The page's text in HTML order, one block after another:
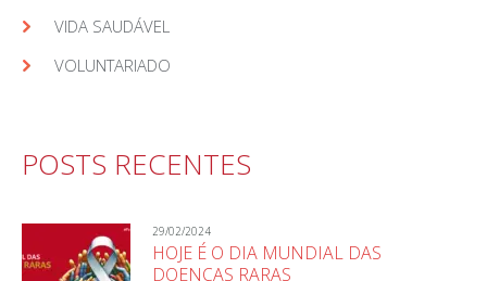
VIDA SAUDÁVEL
VOLUNTARIADO
POSTS RECENTES
29/02/2024
HOJE É O DIA MUNDIAL DAS
DOENÇAS RARAS